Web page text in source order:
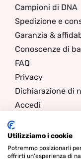
Campioni di DNA
Spedizione e
Garanzia &
Conoscenze di
FAQ
Privacy
Dichiarazione di
Accedi
Utilizziamo i cookie
Potremmo posizionarli
offrirti un'esperienza di